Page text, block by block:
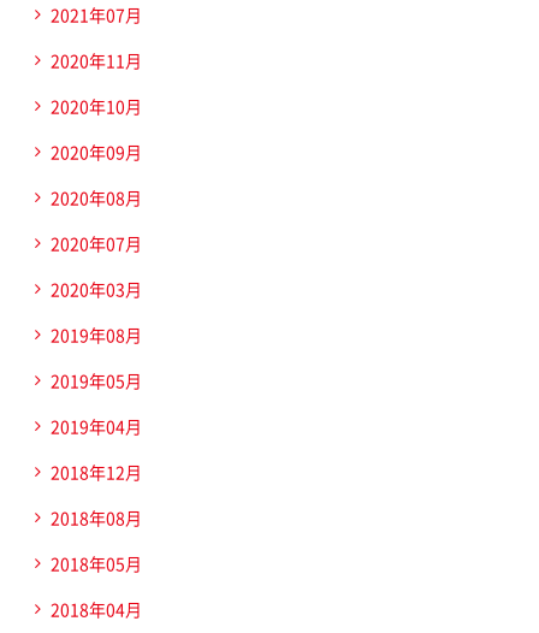
2021年07月
2020年11月
2020年10月
2020年09月
2020年08月
2020年07月
2020年03月
2019年08月
2019年05月
2019年04月
2018年12月
2018年08月
2018年05月
2018年04月